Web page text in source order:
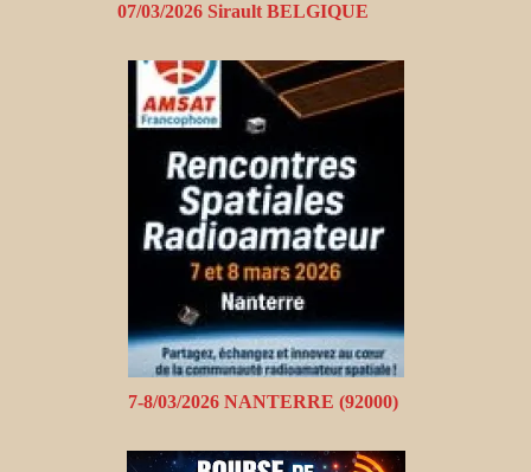
07/03/2026 Sirault BELGIQUE
7-8/03/2026 NANTERRE (92000)